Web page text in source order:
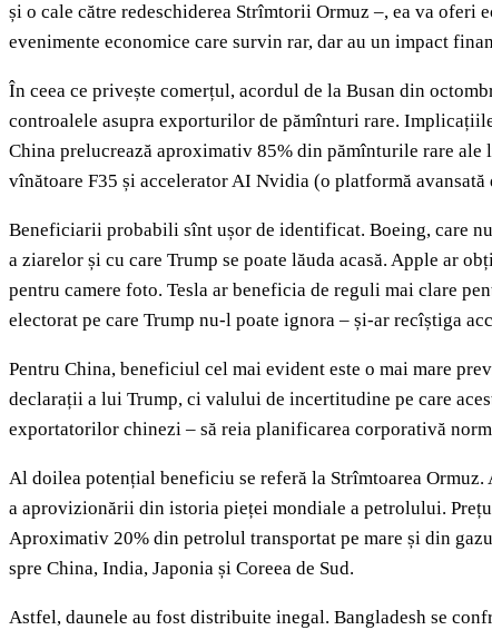
și o cale către redeschiderea Strîmtorii Ormuz –, ea va oferi
evenimente economice care survin rar, dar au un impact
În ceea ce privește comerțul, acordul de la Busan din
controalele asupra exporturilor de pămînturi rare.
China prelucrează aproximativ 85% din pămînturile rare
vînătoare F35 și accelerator AI Nvidia (o platformă
Beneficiarii probabili sînt ușor de identificat. Boeing, care
a ziarelor și cu care Trump se poate lăuda acasă. Apple ar
pentru camere foto. Tesla ar beneficia de reguli mai clare
electorat pe care Trump nu-l poate ignora – și-ar recîștiga
Pentru China, beneficiul cel mai evident este o mai mare
declarații a lui Trump, ci valului de incertitudine pe care
exportatorilor chinezi – să reia planificarea corporativă
Al doilea potențial beneficiu se referă la Strîmtoarea
a aprovizionării din istoria pieței mondiale a petrolului.
Aproximativ 20% din petrolul transportat pe mare și din
spre China, India, Japonia și Coreea de Sud.
Astfel, daunele au fost distribuite inegal. Bangladesh se